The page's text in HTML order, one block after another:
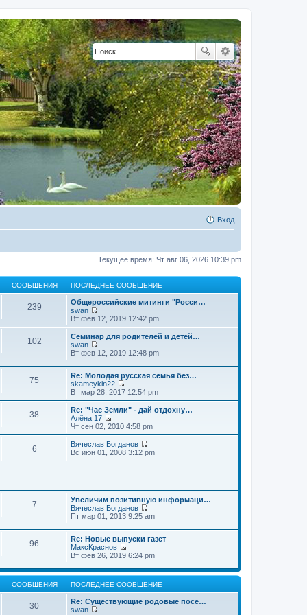
Вход
Текущее время: Чт авг 06, 2026 10:39 pm
СООБЩЕНИЯ ПОСЛЕДНЕЕ СООБЩЕНИЕ
239
Общероссийские митинги "Росси…
swan
П
е
р
е
й
т
и
к
п
о
с
л
е
д
м
у
б
щ
е
н
ю
Вт фев 12, 2019 12:42 pm
102
Семинар для родителей и детей…
swan
П
р
е
й
т
и
к
п
о
с
л
е
у
с
о
о
щ
е
н
и
Вт фев 12, 2019 12:48 pm
75
Re: Молодая русская семья без…
skameykin22
П
е
р
е
й
к
п
е
д
н
е
у
с
о
о
щ
н
ю
Вт мар 28, 2017 12:54 pm
38
Re: "Час Земли" - дай отдохну…
Алёна 17
П
е
р
е
й
п
о
с
л
д
н
е
м
с
о
о
щ
Чт сен 02, 2010 4:58 pm
6
Вячеслав Богданов
П
т
и
п
л
д
е
м
у
с
Вс июн 01, 2008 3:12 pm
7
Увеличим позитивную информаци…
Вячеслав Богданов
П
р
е
т
к
п
о
л
Пт мар 01, 2013 9:25 am
96
Re: Новые выпуски газет
МаксКраснов
П
р
е
й
т
и
Вт фев 26, 2019 6:24 pm
СООБЩЕНИЯ ПОСЛЕДНЕЕ СООБЩЕНИЕ
30
Re: Существующие родовые посе…
swan